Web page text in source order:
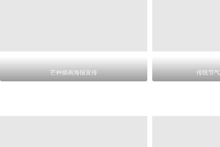
芒种插画海报宣传 传统节